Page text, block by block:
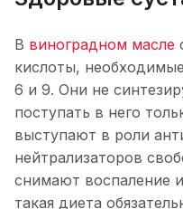
В виноградном масле
кислоты,
6 и 9. Они не
поступать в него
выступают в роли
нейтрализаторов
снимают воспаление
такая диета